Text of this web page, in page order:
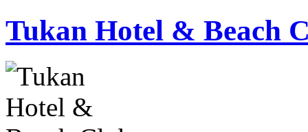
Tukan Hotel & Beach